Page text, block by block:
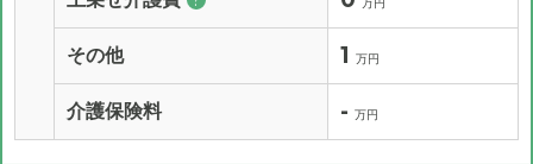
その他 1 万円
介護保険料 - 万円